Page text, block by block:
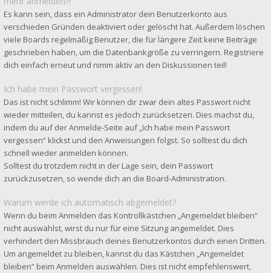
Es kann sein, dass ein Administrator dein Benutzerkonto aus
verschieden Gründen deaktiviert oder gelöscht hat. Außerdem löschen
viele Boards regelmäßig Benutzer, die für längere Zeit keine Beiträge
geschrieben haben, um die Datenbankgröße zu verringern. Registriere
dich einfach erneut und nimm aktiv an den Diskussionen teil!
Ich habe mein Passwort vergessen!
Das ist nicht schlimm! Wir können dir zwar dein altes Passwort nicht
wieder mitteilen, du kannst es jedoch zurücksetzen. Dies machst du,
indem du auf der Anmelde-Seite auf „Ich habe mein Passwort
vergessen“ klickst und den Anweisungen folgst. So solltest du dich
schnell wieder anmelden können.
Solltest du trotzdem nicht in der Lage sein, dein Passwort
zurückzusetzen, so wende dich an die Board-Administration.
Warum werde ich automatisch abgemeldet?
Wenn du beim Anmelden das Kontrollkästchen „Angemeldet bleiben“
nicht auswählst, wirst du nur für eine Sitzung angemeldet. Dies
verhindert den Missbrauch deines Benutzerkontos durch einen Dritten.
Um angemeldet zu bleiben, kannst du das Kästchen „Angemeldet
bleiben“ beim Anmelden auswählen. Dies ist nicht empfehlenswert,